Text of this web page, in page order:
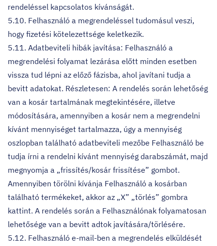
rendeléssel kapcsolatos kívánságát.
5.10. Felhasználó a megrendeléssel tudomásul veszi,
hogy fizetési kötelezettsége keletkezik.
5.11. Adatbeviteli hibák javítása: Felhasználó a
megrendelési folyamat lezárása előtt minden esetben
vissza tud lépni az előző fázisba, ahol javítani tudja a
bevitt adatokat. Részletesen: A rendelés során lehetőség
van a kosár tartalmának megtekintésére, illetve
módosítására, amennyiben a kosár nem a megrendelni
kívánt mennyiséget tartalmazza, úgy a mennyiség
oszlopban található adatbeviteli mezőbe Felhasználó be
tudja írni a rendelni kívánt mennyiség darabszámát, majd
megnyomja a „frissítés/kosár frissítése” gombot.
Amennyiben törölni kívánja Felhasználó a kosárban
található termékeket, akkor az „X” „törlés” gombra
kattint. A rendelés során a Felhasználónak folyamatosan
lehetősége van a bevitt adtok javítására/törlésére.
5.12. Felhasználó e-mail-ben a megrendelés elküldését